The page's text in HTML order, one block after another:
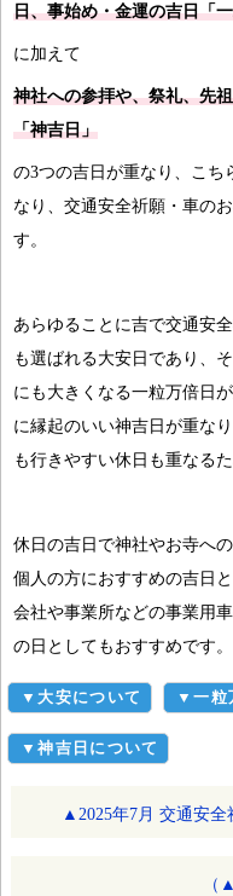
日、事始め・金運の吉日「
に加えて
神社への参拝や、祭礼、先
「神吉日」
の3つの吉日が重なり、こち
なり、交通安全祈願・車の
す。
あらゆることに吉で交通安
も選ばれる大安日であり、
にも大きくなる一粒万倍日
に縁起のいい神吉日が重な
も行きやすい休日も重なる
休日の吉日で神社やお寺へ
個人の方におすすめの吉日
会社や事業所などの事業用
の日としてもおすすめです。
▼大安について ▼一粒
▼神吉日について
▲2025年7月 交通安
（